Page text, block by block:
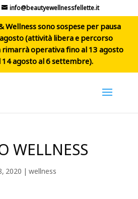
info@beautyewellnessfellette.it
Wellness sono sospese per pausa
(attività libera e percorso
rimarrà operativa fino al 13 agosto
14 agosto al 6 settembre).
WELLNESS
2020 | wellness